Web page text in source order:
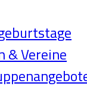
& Vereine